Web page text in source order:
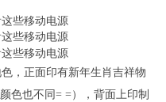
，正面印有新年生肖吉祥物
色也不同= =），背面上印制